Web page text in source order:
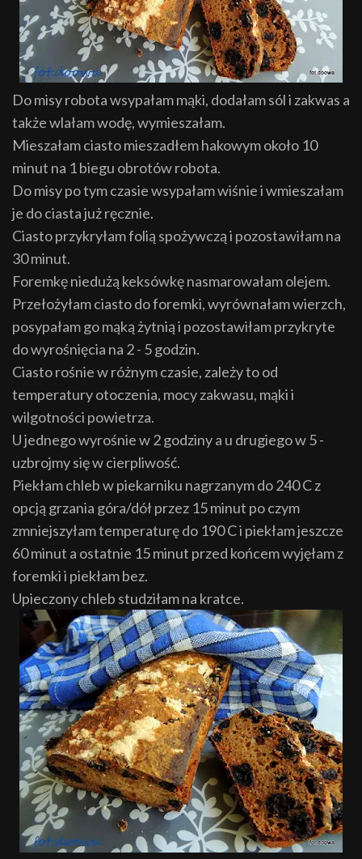
Do misy robota wsypałam mąki, dodałam sól i zakwas a
także wlałam wodę, wymieszałam.
Mieszałam ciasto mieszadłem hakowym około 10
minut na 1 biegu obrotów robota.
Do misy po tym czasie wsypałam wiśnie i wmieszałam
je do ciasta już ręcznie.
Ciasto przykryłam folią spożywczą i pozostawiłam na
30 minut.
Foremkę niedużą keksówkę nasmarowałam olejem.
Przełożyłam ciasto do foremki, wyrównałam wierzch,
posypałam go mąką żytnią i pozostawiłam przykryte
do wyrośnięcia na 2 - 5 godzin.
Ciasto rośnie w różnym czasie, zależy to od
temperatury otoczenia, mocy zakwasu, mąki i
wilgotności powietrza.
U jednego wyrośnie w 2 godziny a u drugiego w 5 -
uzbrojmy się w cierpliwość.
Piekłam chleb w piekarniku nagrzanym do 240 C z
opcją grzania góra/dół przez 15 minut po czym
zmniejszyłam temperaturę do 190 C i piekłam jeszcze
60 minut a ostatnie 15 minut przed końcem wyjęłam z
foremki i piekłam bez.
Upieczony chleb studziłam na kratce.